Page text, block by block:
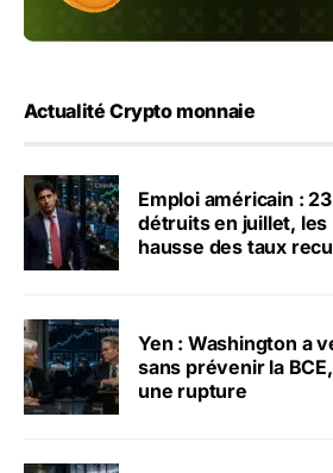
Actualité Crypto monnaie
Emploi américain :
détruits en juillet, les
hausse des taux
Yen : Washington a
sans prévenir la
une rupture